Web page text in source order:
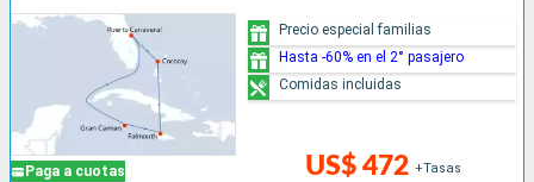
Paga a cuotas US$ 472 +Tasas
Precio especial familias
Hasta -60% en el 2° pasajero
Comidas incluidas